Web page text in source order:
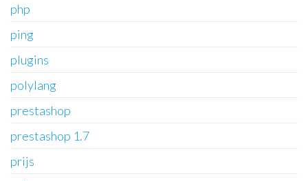
php
ping
plugins
polylang
prestashop
prestashop 1.7
prijs